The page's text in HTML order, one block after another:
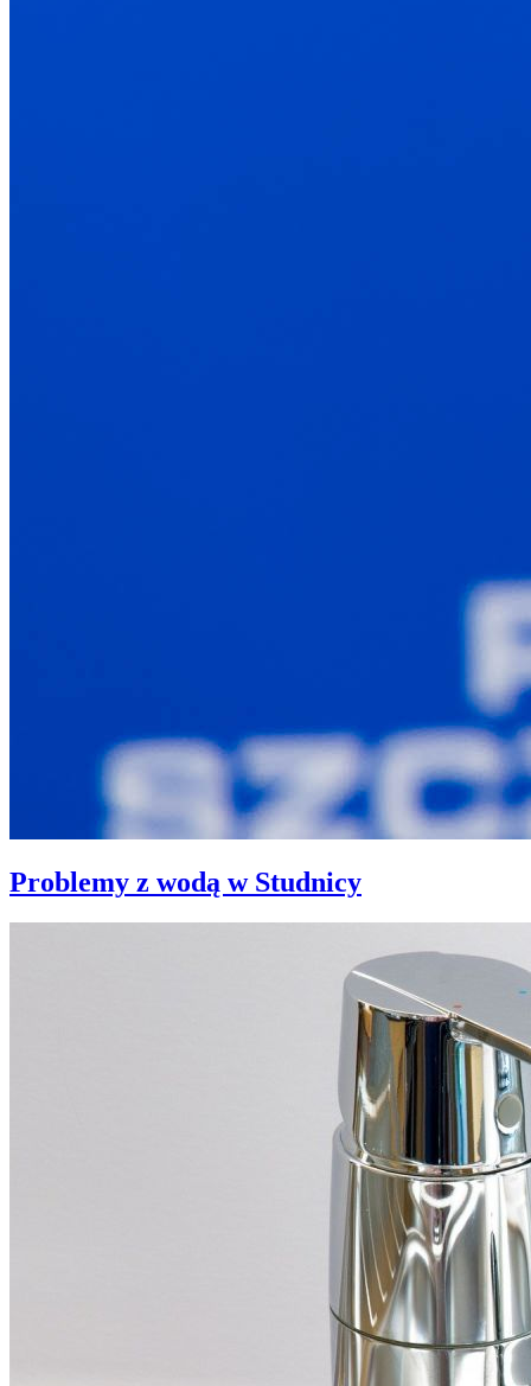
Problemy z wodą w Studnicy